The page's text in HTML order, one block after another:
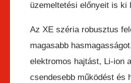
üzemeltetési előnyeit is ki
Az XE széria robusztus
magasabb
elektromos hajtást, Li-ion
csendesebb működést és